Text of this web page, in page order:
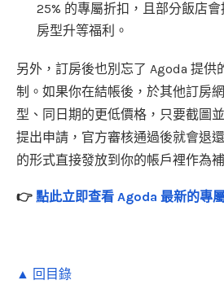
25% 的專屬折扣，且部分飯店
房型升等福利。
另外，訂房後也別忘了 Agoda 提供
制。如果你在結帳後，於其他訂房
型、同日期的更低價格，只要截圖
提出申請，官方審核通過後就會退
的形式直接發放到你的帳戶裡作為
👉 點此立即查看 Agoda 最新的專
▲ 回目錄